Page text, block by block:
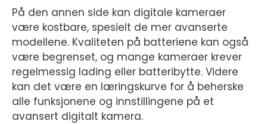
På den annen side kan digitale kameraer
være kostbare, spesielt de mer avanserte
modellene. Kvaliteten på batteriene kan også
være begrenset, og mange kameraer krever
regelmessig lading eller batteribytte. Videre
kan det være en læringskurve for å beherske
alle funksjonene og innstillingene på et
avansert digitalt kamera.